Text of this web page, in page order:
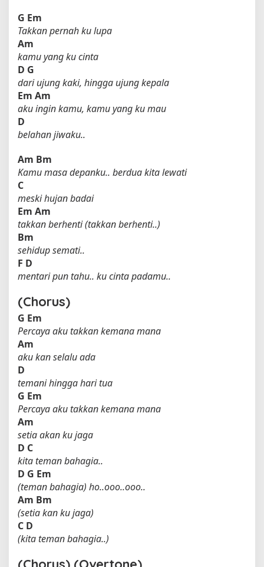
G Em
Takkan pernah ku lupa
Am
kamu yang ku cinta
D G
dari ujung kaki, hingga ujung kepala
Em Am
aku ingin kamu, kamu yang ku mau
D
belahan jiwaku..
Am Bm
Kamu masa depanku.. berdua kita lewati
C
meski hujan badai
Em Am
takkan berhenti (takkan berhenti..)
Bm
sehidup semati..
F D
mentari pun tahu.. ku cinta padamu..
(Chorus)
G Em
Percaya aku takkan kemana mana
Am
aku kan selalu ada
D
temani hingga hari tua
G Em
Percaya aku takkan kemana mana
Am
setia akan ku jaga
D C
kita teman bahagia..
D G Em
(teman bahagia) ho..ooo..ooo..
Am Bm
(setia kan ku jaga)
C D
(kita teman bahagia..)